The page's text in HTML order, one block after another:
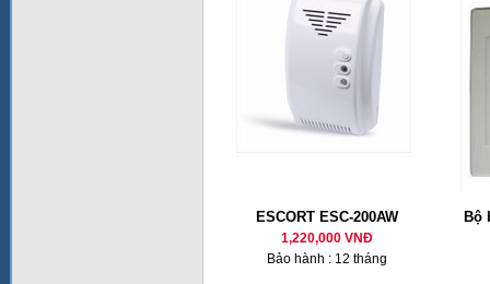
ESCORT ESC-200AW
1,220,000 VNĐ
Bảo hành : 12 tháng
Bộ